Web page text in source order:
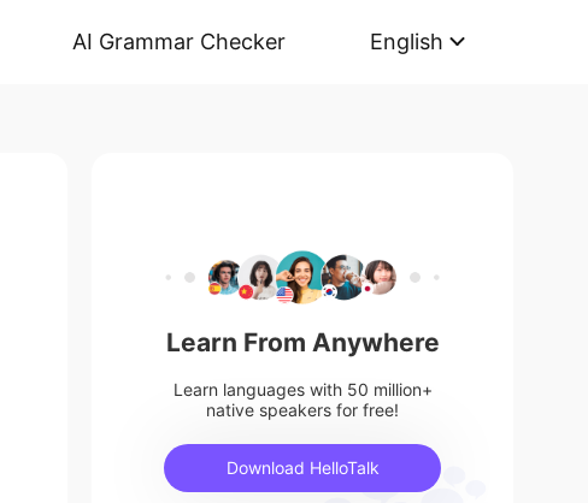
AI Grammar Checker English
Learn From Anywhere
Learn languages with 50 million+
native speakers for free!
Download HelloTalk